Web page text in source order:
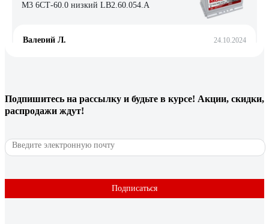
M3 6СТ-60.0 низкий LB2.60.054.A
Валерий Л. 24.10.2024
SoC (State of Charge) = 100% Напряжение батареи 12,6 В.
Внутреннее сопротивление батареи 5 мОм (миллиОм).
затянутым в толстую плёнку, повреждений никаких нет.
Цена отличная. Всякие Тюмени, Звери, Титаны, Туборы,
Подпишитесь на рассылку и будьте в курсе! Акции, скидки,
распродажи ждут!
Подписаться